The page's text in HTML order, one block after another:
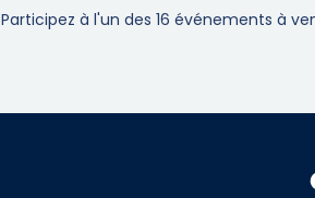
Participez à l'un des 16 événements à